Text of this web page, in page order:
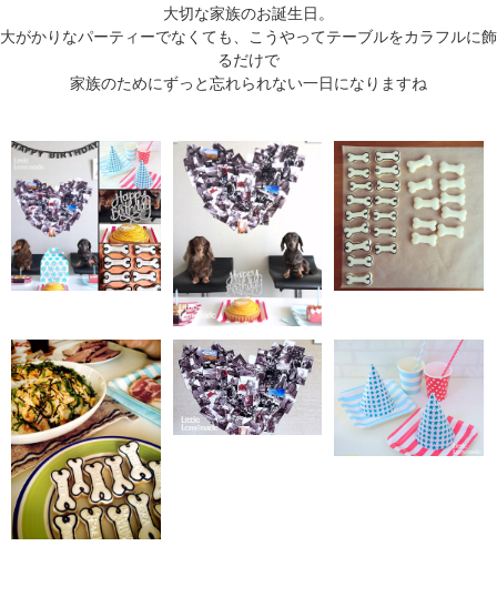
大切な家族のお誕生日。
大がかりなパーティーでなくても、こうやってテーブルをカラフルに飾
るだけで
家族のためにずっと忘れられない一日になりますね